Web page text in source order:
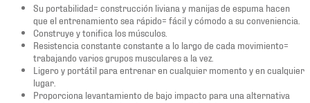
Su portabilidad= construcción liviana y manijas de espuma hacen
que el entrenamiento sea rápido= fácil y cómodo a su conveniencia.
Construye y tonifica los músculos.
Resistencia constante constante a lo largo de cada movimiento=
trabajando varios grupos musculares a la vez.
Ligero y portátil para entrenar en cualquier momento y en cualquier
lugar.
Proporciona levantamiento de bajo impacto para una alternativa